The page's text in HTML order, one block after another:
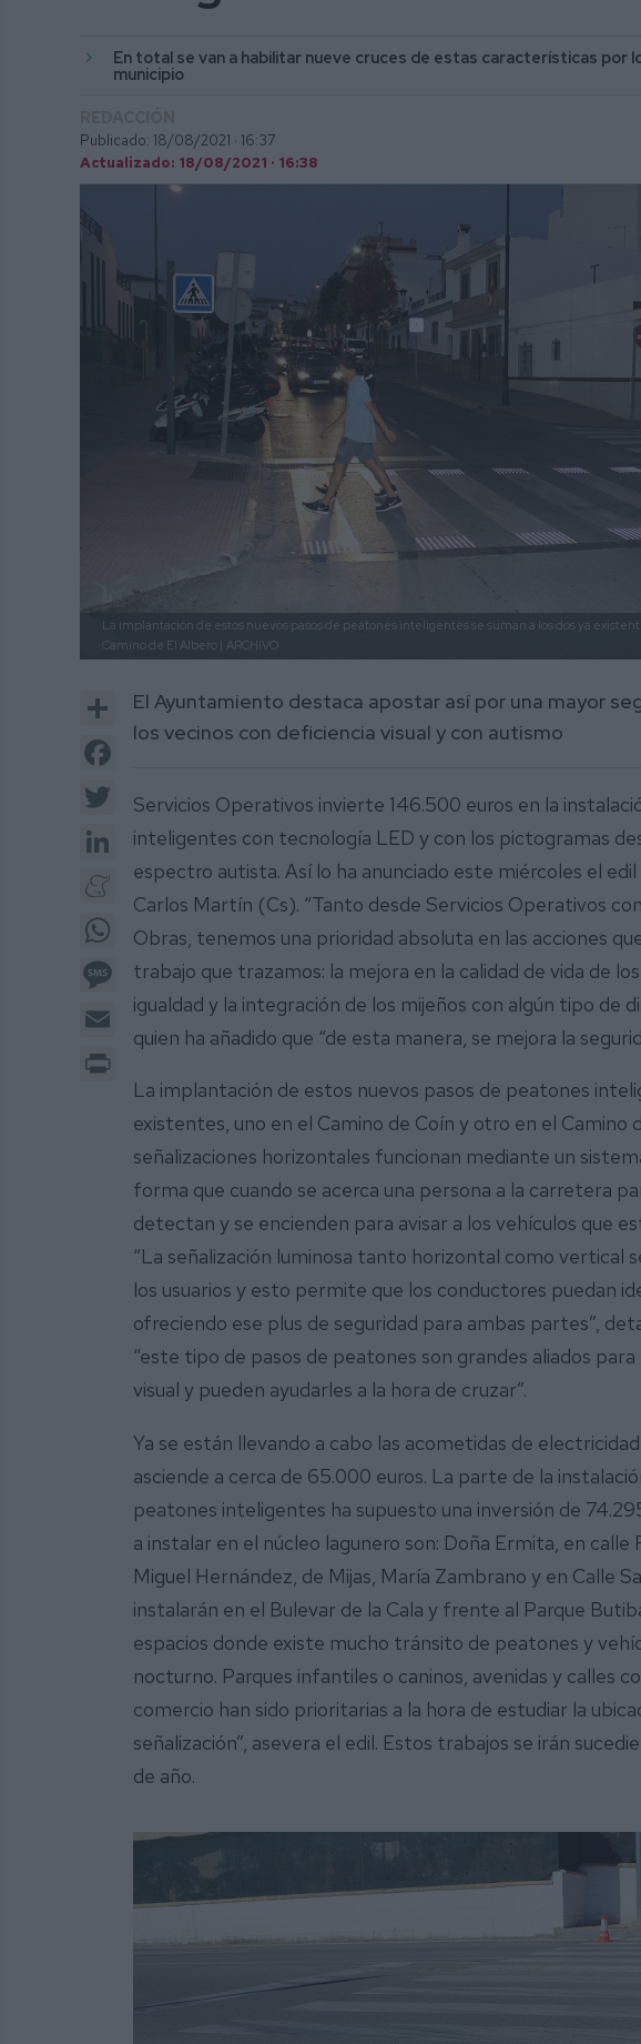
En total se van a habilitar nueve cruces de estas características por
municipio
Publicado: 18/08/2021 · 16:37
Actualizado: 18/08/2021 · 16:38
La implantación de estos nuevos pasos de peatones inteligentes se suman a los dos ya
Camino de El Albero | ARCHIVO
Share
Facebook
LinkedIn
Meneame
Message
Email
Print
El Ayuntamiento destaca apostar así por una mayor
los vecinos con deficiencia visual y con autismo
Servicios Operativos invierte 146.500 euros en la
inteligentes con tecnología LED y con los pictogramas
espectro autista. Así lo ha anunciado este miércoles el
Carlos Martín (Cs). “Tanto desde Servicios Operativos
Obras, tenemos una prioridad absoluta en las acciones
trabajo que trazamos: la mejora en la calidad de vida de
igualdad y la integración de los mijeños con algún tipo de
quien ha añadido que “de esta manera, se mejora la
La implantación de estos nuevos pasos de peatones
existentes, uno en el Camino de Coín y otro en el Camino
señalizaciones horizontales funcionan mediante un
forma que cuando se acerca una persona a la carretera
detectan y se encienden para avisar a los vehículos que
“La señalización luminosa tanto horizontal como vertical
los usuarios y esto permite que los conductores puedan
ofreciendo ese plus de seguridad para ambas partes”,
“este tipo de pasos de peatones son grandes aliados
visual y pueden ayudarles a la hora de cruzar”.
Ya se están llevando a cabo las acometidas de
asciende a cerca de 65.000 euros. La parte de la
peatones inteligentes ha supuesto una inversión de
a instalar en el núcleo lagunero son: Doña Ermita, en calle
Miguel Hernández, de Mijas, María Zambrano y en Calle
instalarán en el Bulevar de la Cala y frente al Parque
espacios donde existe mucho tránsito de peatones y
nocturno. Parques infantiles o caninos, avenidas y calles
comercio han sido prioritarias a la hora de estudiar la
señalización”, asevera el edil. Estos trabajos se irán
de año.